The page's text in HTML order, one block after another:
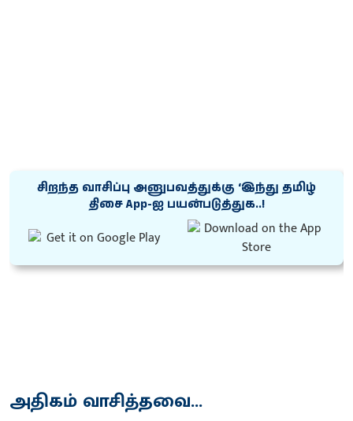
சிறந்த வாசிப்பு அனுபவத்துக்கு ‘இந்து தமிழ்
திசை App-ஐ பயன்படுத்துக..!
அதிகம் வாசித்தவை...